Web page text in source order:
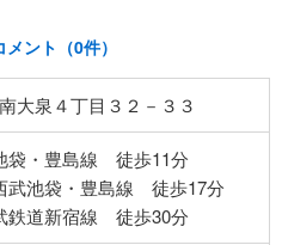
メント（0件）
大泉４丁目３２－３３
袋・豊島線 徒歩11分
武池袋・豊島線 徒歩17分
鉄道新宿線 徒歩30分